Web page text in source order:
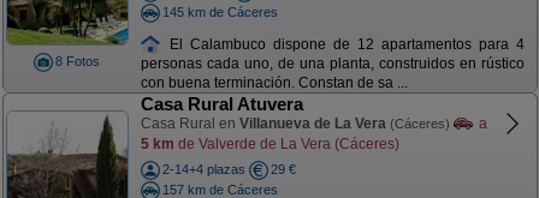
8 Fotos
145 km de Cáceres
El Calambuco dispone de 12 apartamentos para 4
personas cada uno, de una planta, construidos en rústico
con buena terminación. Constan de sa ...
Casa Rural Atuvera
Casa Rural en Villanueva de La Vera (Cáceres)
a
5 km de Valverde de La Vera (Cáceres)
2-14+4 plazas
29 €
157 km de Cáceres